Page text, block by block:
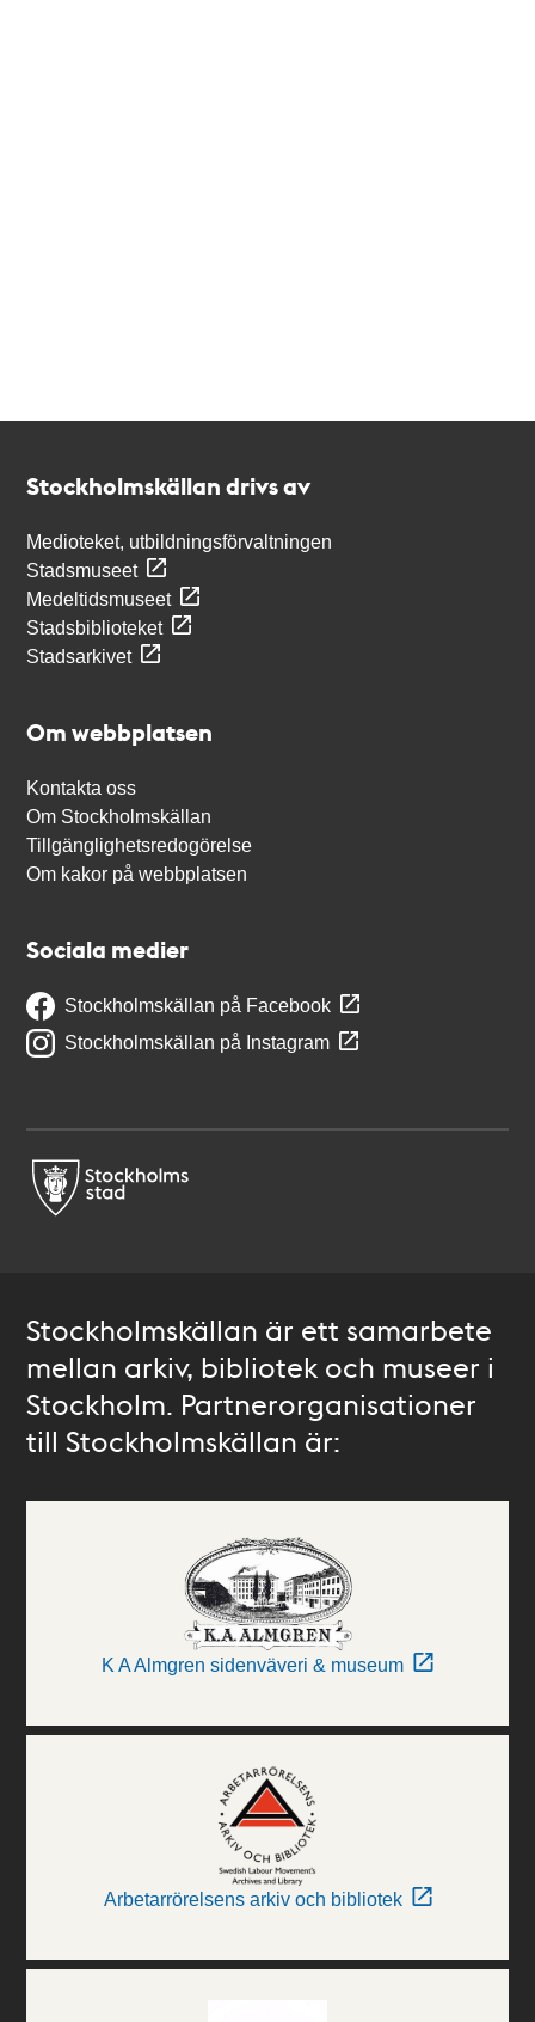
Stockholmskällan drivs av
Medioteket, utbildningsförvaltningen
Stadsmuseet
Medeltidsmuseet
Stadsbiblioteket
Stadsarkivet
Om webbplatsen
Kontakta oss
Om Stockholmskällan
Tillgänglighetsredogörelse
Om kakor på webbplatsen
Sociala medier
Stockholmskällan på Facebook
Stockholmskällan på Instagram
Stockholmskällan är ett samarbete
mellan arkiv, bibliotek och museer i
Stockholm. Partnerorganisationer
till Stockholmskällan är:
K A Almgren sidenväveri & museum
Arbetarrörelsens arkiv och bibliotek